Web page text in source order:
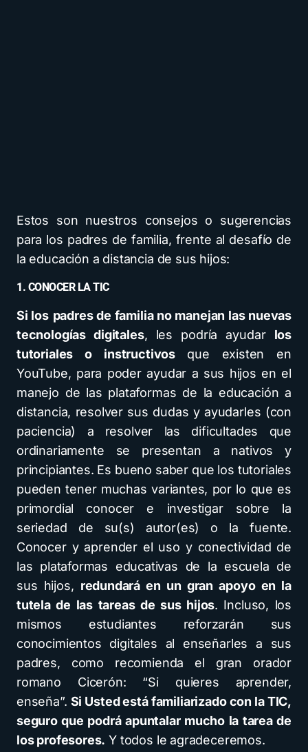
Estos son nuestros consejos o sugerencias
para los padres de familia, frente al desafío de
la educación a distancia de sus hijos:
1. CONOCER LA TIC
Si los padres de familia no manejan las nuevas
tecnologías digitales, les podría ayudar los
tutoriales o instructivos que existen en
YouTube, para poder ayudar a sus hijos en el
manejo de las plataformas de la educación a
distancia, resolver sus dudas y ayudarles (con
paciencia) a resolver las dificultades que
ordinariamente se presentan a nativos y
principiantes. Es bueno saber que los tutoriales
pueden tener muchas variantes, por lo que es
primordial conocer e investigar sobre la
seriedad de su(s) autor(es) o la fuente.
Conocer y aprender el uso y conectividad de
las plataformas educativas de la escuela de
sus hijos, redundará en un gran apoyo en la
tutela de las tareas de sus hijos. Incluso, los
mismos estudiantes reforzarán sus
conocimientos digitales al enseñarles a sus
padres, como recomienda el gran orador
romano Cicerón: “Si quieres aprender,
enseña”. Si Usted está familiarizado con la TIC,
seguro que podrá apuntalar mucho la tarea de
los profesores. Y todos le agradeceremos.